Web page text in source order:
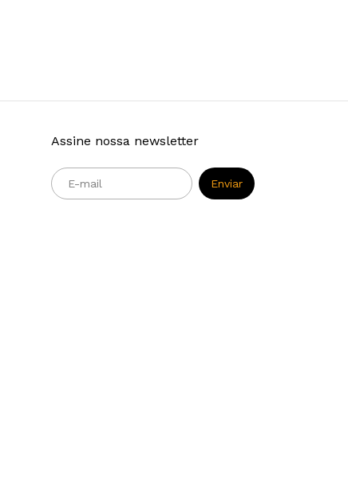
Assine nossa newsletter